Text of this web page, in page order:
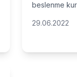
beslenme
29.06.2022